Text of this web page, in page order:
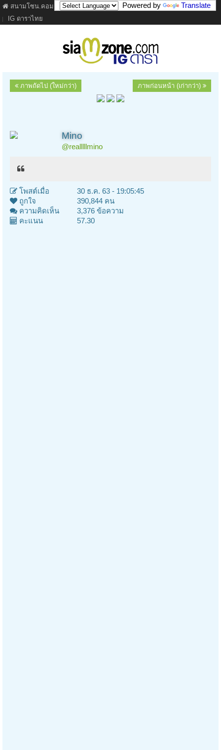
Powered by Translate
สนามโซน.คอม ภาพยนตร์ เนื้อเพลง ละคร เว็บบอร์ด
คลิป
IG ดาราไทย
ภาพถัดไป (ใหม่กว่า) ภาพก่อนหน้า (เก่ากว่า)
Mino
@realllllmino
โพสต์เมื่อ
30 ธ.ค. 63 - 19:05:45
ถูกใจ
390,844 คน
ความคิดเห็น
3,376 ข้อความ
คะแนน
57.30